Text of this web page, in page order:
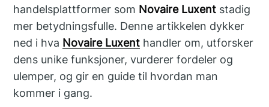
handelsplattformer som Novaire Luxent stadig
mer betydningsfulle. Denne artikkelen dykker
ned i hva Novaire Luxent handler om, utforsker
dens unike funksjoner, vurderer fordeler og
ulemper, og gir en guide til hvordan man
kommer i gang.